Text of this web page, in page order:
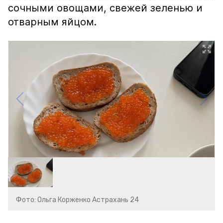
сочными овощами, свежей зеленью и
отварным яйцом.
Фото: Ольга Корженко Астрахань 24